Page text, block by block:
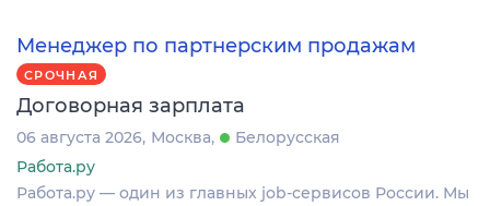
Менеджер по партнерским продажам
СРОЧНАЯ
Договорная зарплата
06 августа 2026 Москва
Белорусская
Работа.ру
Работа.ру — один из главных job-сервисов России. Мы